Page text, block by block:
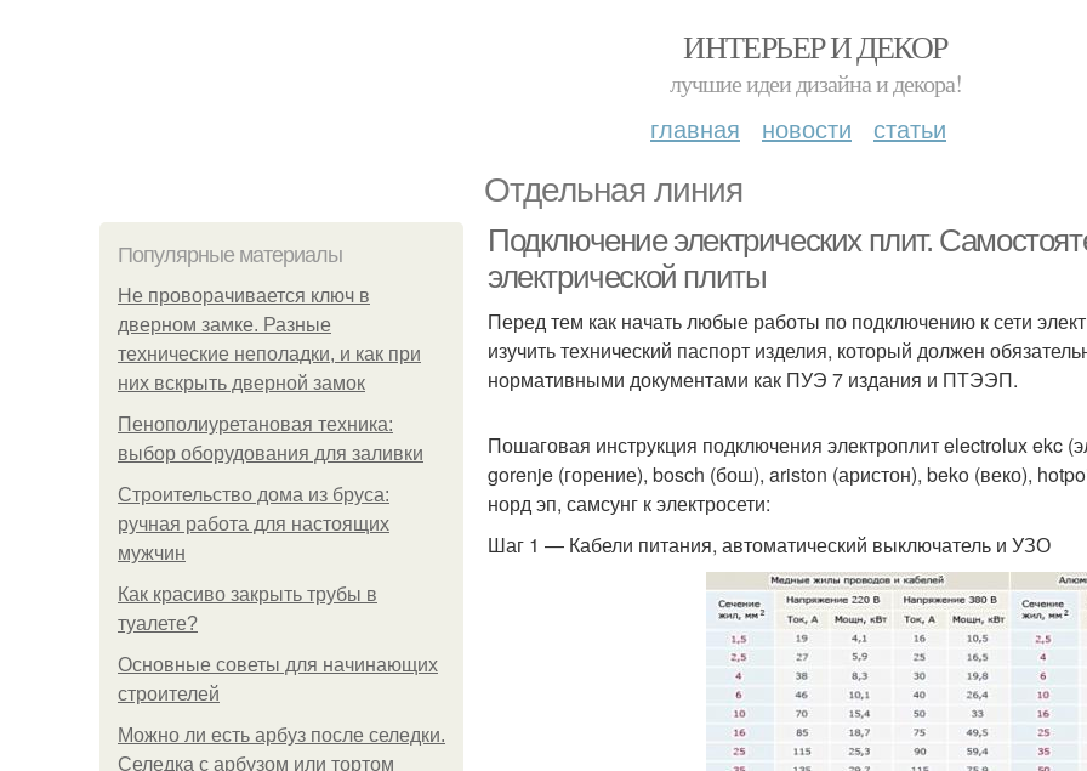
ИНТЕРЬЕР И ДЕКОР
лучшие идеи дизайна и декора!
главная новости статьи
Отдельная линия
Популярные материалы
Не проворачивается ключ в
дверном замке. Разные
технические неполадки, и как при
них вскрыть дверной замок
Пенополиуретановая техника:
выбор оборудования для заливки
Строительство дома из бруса:
ручная работа для настоящих
мужчин
Как красиво закрыть трубы в
туалете?
Основные советы для начинающих
строителей
Можно ли есть арбуз после селедки.
Селедка с арбузом или тортом
Подключение электрических плит.
электрической плиты
Перед тем как начать любые работы по подключению к сети
изучить технический паспорт изделия, который должен
нормативными документами как ПУЭ 7 издания и ПТЭЭП.
Пошаговая инструкция подключения электроплит electrolux ekc
gorenje (горение), bosch (бош), ariston (аристон), beko (веко),
норд эп, самсунг к электросети:
Шаг 1 — Кабели питания, автоматический выключатель и УЗО